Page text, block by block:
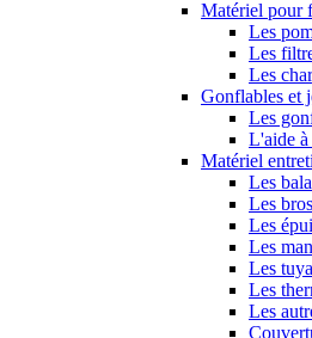
Matériel pour
Les
Les
Les
Gonflables et
Les
L'aide à
Matériel
Les
Les
Les
Les
Les
Les
Les